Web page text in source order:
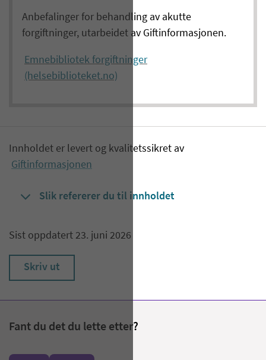
Anbefalinger for behandling av akutte
forgiftninger, utarbeidet av Giftinformasjonen.
Emnebibliotek forgiftninger
(helsebiblioteket.no)
Innholdet er levert og kvalitetssikret av
Giftinformasjonen
Slik refererer du til innholdet
Sist oppdatert 23. juni 2026
Skriv ut
Fant du det du lette etter?